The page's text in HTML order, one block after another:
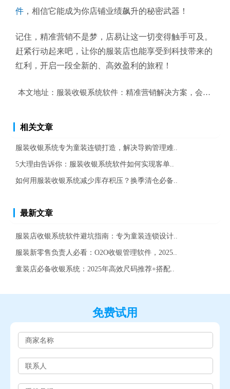
件 ，相信它能成为你店铺业绩飙升的秘密武器！
记住，精准营销不是梦，店易让这一切变得触手可及。
赶紧行动起来吧，让你的服装店也能享受到科技带来的
红利，开启一段全新的、高效盈利的旅程！
本文地址： 服装收银系统软件：精准营销解决方案，会员复购
相关文章
服装收银系统专为童装连锁打造，解决导购管理难..
5大理由告诉你：服装收银系统软件如何实现客单..
如何用服装收银系统减少库存积压？换季清仓必备..
最新文章
服装店收银系统软件避坑指南：专为童装连锁设计..
服装新零售负责人必看：O2O收银管理软件，2025..
童装店必备收银系统：2025年高效尺码推荐+搭配..
免费试用